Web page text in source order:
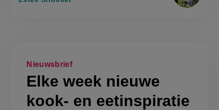
Nieuwsbrief
Elke week nieuwe
kook- en eetinspiratie